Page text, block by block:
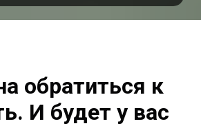
обратиться к
И будет у вас